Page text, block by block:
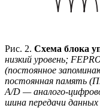
Рис. 2. Схема блока
низкий уровень;
(постоянное
постоянная память
A/D — аналого-
шина передачи данных